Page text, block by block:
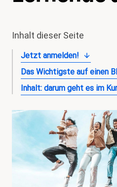
Agenda
magazin
Familienzeit
Meine Lehre. Meine
Mitglied werden
Inhalt dieser Seite
Jetzt anmelden!
Das Wichtigste auf einen
Inhalt: darum geht es im